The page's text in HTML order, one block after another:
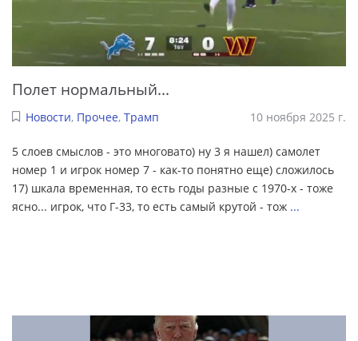
Полет нормальный...
Новости, Прочее, Трамп 10 ноября 2025 г.
5 слоев смыслов - это многовато) ну 3 я нашел) самолет
номер 1 и игрок номер 7 - как-то понятно еще) сложилось
17) шкала временная, то есть годы разные с 1970-х - тоже
ясно... игрок, что Г-33, то есть самый крутой - тож ...